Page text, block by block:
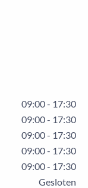
09:00 - 17:30
09:00 - 17:30
09:00 - 17:30
09:00 - 17:30
09:00 - 17:30
Gesloten